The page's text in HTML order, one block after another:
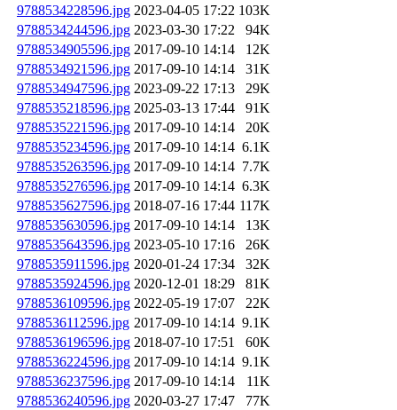
9788534228596.jpg 2023-04-05 17:22 103K
9788534244596.jpg 2023-03-30 17:22
94K
9788534905596.jpg 2017-09-10 14:14
12K
9788534921596.jpg 2017-09-10 14:14
31K
9788534947596.jpg 2023-09-22 17:13
29K
9788535218596.jpg 2025-03-13 17:44
91K
9788535221596.jpg 2017-09-10 14:14
20K
9788535234596.jpg 2017-09-10 14:14 6.1K
9788535263596.jpg 2017-09-10 14:14 7.7K
9788535276596.jpg 2017-09-10 14:14 6.3K
9788535627596.jpg 2018-07-16 17:44 117K
9788535630596.jpg 2017-09-10 14:14
13K
9788535643596.jpg 2023-05-10 17:16
26K
9788535911596.jpg 2020-01-24 17:34
32K
9788535924596.jpg 2020-12-01 18:29
81K
9788536109596.jpg 2022-05-19 17:07
22K
9788536112596.jpg 2017-09-10 14:14 9.1K
9788536196596.jpg 2018-07-10 17:51
60K
9788536224596.jpg 2017-09-10 14:14 9.1K
9788536237596.jpg 2017-09-10 14:14
11K
9788536240596.jpg 2020-03-27 17:47
77K